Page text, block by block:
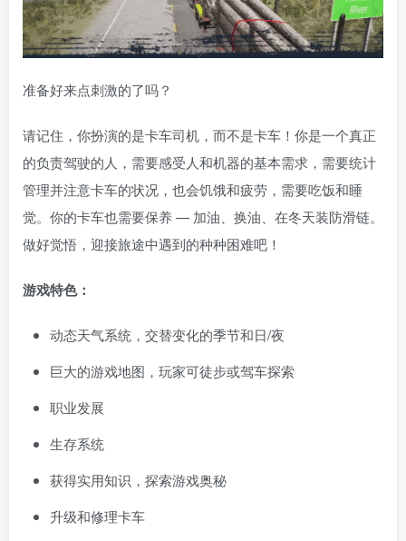
准备好来点刺激的了吗？
请记住，你扮演的是卡车司机，而不是卡车！你是一个真正
的负责驾驶的人，需要感受人和机器的基本需求，需要统计
管理并注意卡车的状况，也会饥饿和疲劳，需要吃饭和睡
觉。你的卡车也需要保养 — 加油、换油、在冬天装防滑链。
做好觉悟，迎接旅途中遇到的种种困难吧！
游戏特色：
动态天气系统，交替变化的季节和日/夜
巨大的游戏地图，玩家可徒步或驾车探索
职业发展
生存系统
获得实用知识，探索游戏奥秘
升级和修理卡车